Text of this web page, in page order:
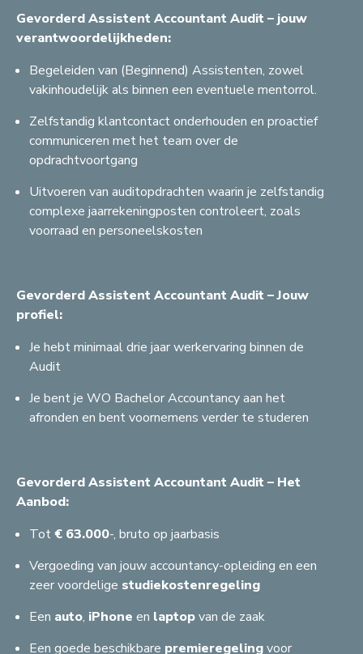
Gevorderd Assistent Accountant Audit – jouw
verantwoordelijkheden:
Begeleiden van (Beginnend) Assistenten, zowel
vakinhoudelijk als binnen een eventuele mentorrol.
Zelfstandig klantcontact onderhouden en proactief
communiceren met het team over de
opdrachtvoortgang
Uitvoeren van auditopdrachten waarin je zelfstandig
complexe jaarrekeningposten controleert, zoals
voorraad en personeelskosten
Gevorderd Assistent Accountant Audit – Jouw
profiel:
Je hebt minimaal drie jaar werkervaring binnen de
Audit
Je bent je WO Bachelor Accountancy aan het
afronden en bent voornemens verder te studeren
Gevorderd Assistent Accountant Audit – Het
Aanbod:
Tot€ 63.000-, bruto op jaarbasis
Vergoeding van jouw accountancy-opleiding en een
zeer voordelige studiekostenregeling
Een auto, iPhone en laptopvan de zaak
Een goede beschikbare premieregelingvoor
G